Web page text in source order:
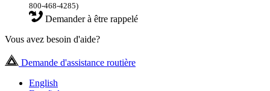
800-468-4285)
Demander à être rappelé
Vous avez besoin d'aide?
Demande d'assistance routière
English